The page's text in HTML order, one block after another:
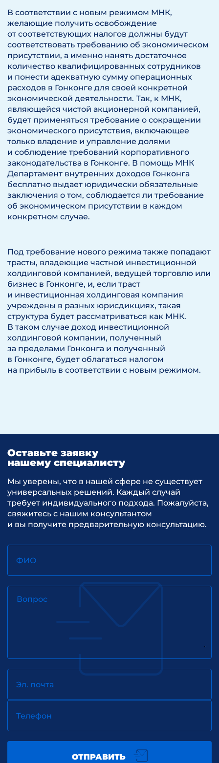
В соответствии с новым режимом МНК,
желающие получить освобождение
от соответствующих налогов должны будут
соответствовать требованию об экономическом
присутствии, а именно нанять достаточное
количество квалифицированных сотрудников
и понести адекватную сумму операционных
расходов в Гонконге для своей конкретной
экономической деятельности. Так, к МНК,
являющейся чистой акционерной компанией,
будет применяться требование о сокращении
экономического присутствия, включающее
только владение и управление долями
и соблюдение требований корпоративного
законодательства в Гонконге. В помощь МНК
Департамент внутренних доходов Гонконга
бесплатно выдает юридически обязательные
заключения о том, соблюдается ли требование
об экономическом присутствии в каждом
конкретном случае.
Под требование нового режима также попадают
трасты, владеющие частной инвестиционной
холдинговой компанией, ведущей торговлю или
бизнес в Гонконге, и, если траст
и инвестиционная холдинговая компания
учреждены в разных юрисдикциях, такая
структура будет рассматриваться как МНК.
В таком случае доход инвестиционной
холдинговой компании, полученный
за пределами Гонконга и полученный
в Гонконге, будет облагаться налогом
на прибыль в соответствии с новым режимом.
Оставьте заявку
нашему специалисту
Мы уверены, что в нашей сфере не существует
универсальных решений. Каждый случай
требует индивидуального подхода. Пожалуйста,
свяжитесь с нашим консультантом
и вы получите предварительную консультацию.
ФИО
Вопрос
Эл. почта
Телефон
ОТПРАВИТЬ